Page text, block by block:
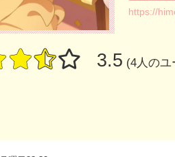
https://
3.5 (4人の